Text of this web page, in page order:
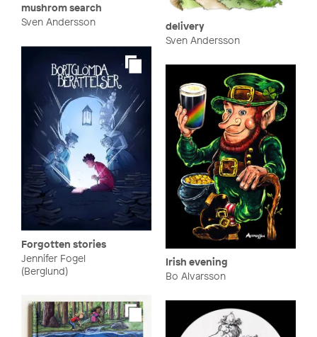
mushrom search
Sven Andersson
delivery
Sven Andersson
Forgotten stories
Jennifer Fogel
(Berglund)
Irish evening
Bo Alvarsson